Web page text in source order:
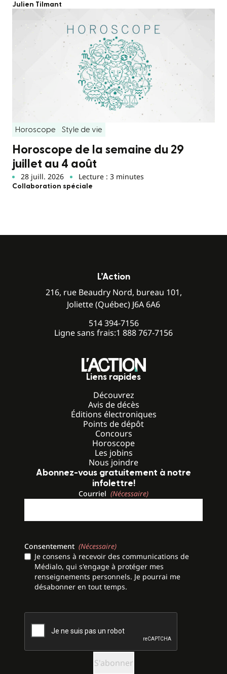
Julien Tilmant
Horoscope Style de vie
Horoscope de la semaine du 29
juillet au 4 août
28 juill. 2026 Lecture : 3 minutes
Collaboration spéciale
L’Action
216, rue Beaudry Nord, bureau 101,
Joliette (Québec) J6A 6A6
514 394-7156
Ligne sans frais:1 888 767-7156
Liens rapides
Découvrez
Avis de décès
Éditions électroniques
Points de dépôt
Concours
Horoscope
Les jobins
Nous joindre
Abonnez-vous gratuitement à notre
infolettre!
Courriel (Nécessaire)
Consentement (Nécessaire)
Je consens à recevoir des communications de
Médialo, qui s'engage à protéger mes
renseignements personnels. Je pourrai me
désabonner en tout temps.
CAPTCHA